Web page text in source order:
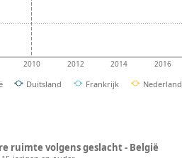
2010 2012 2014 2016
Duitsland Frankrijk Nederland
ruimte volgens geslacht - België